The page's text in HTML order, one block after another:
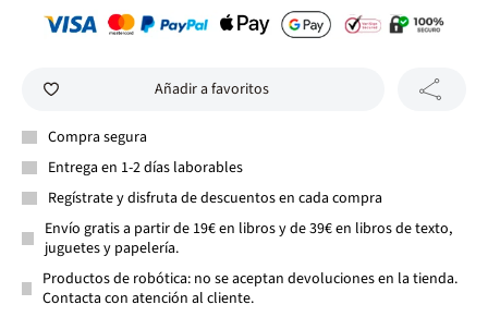
Añadir a favoritos
Compra segura
Entrega en 1-2 días laborables
Regístrate y disfruta de descuentos en cada compra
Envío gratis a partir de 19€ en libros y de 39€ en libros de texto,
juguetes y papelería.
Productos de robótica: no se aceptan devoluciones en la tienda.
Contacta con atención al cliente.